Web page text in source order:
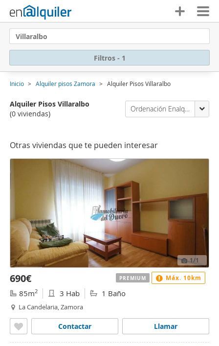
Villaralbo
Filtros - 1
Inicio Alquiler pisos Zamora Alquiler Pisos Villaralbo
Alquiler Pisos Villaralbo
(0 viviendas)
Ordenación Enalquiler
Otras viviendas que te pueden interesar
1/1
690€
85m2 3 Hab 1 Baño
La Candelaria, Zamora
Llamar
Contactar
PREMIUM Máx. 10km